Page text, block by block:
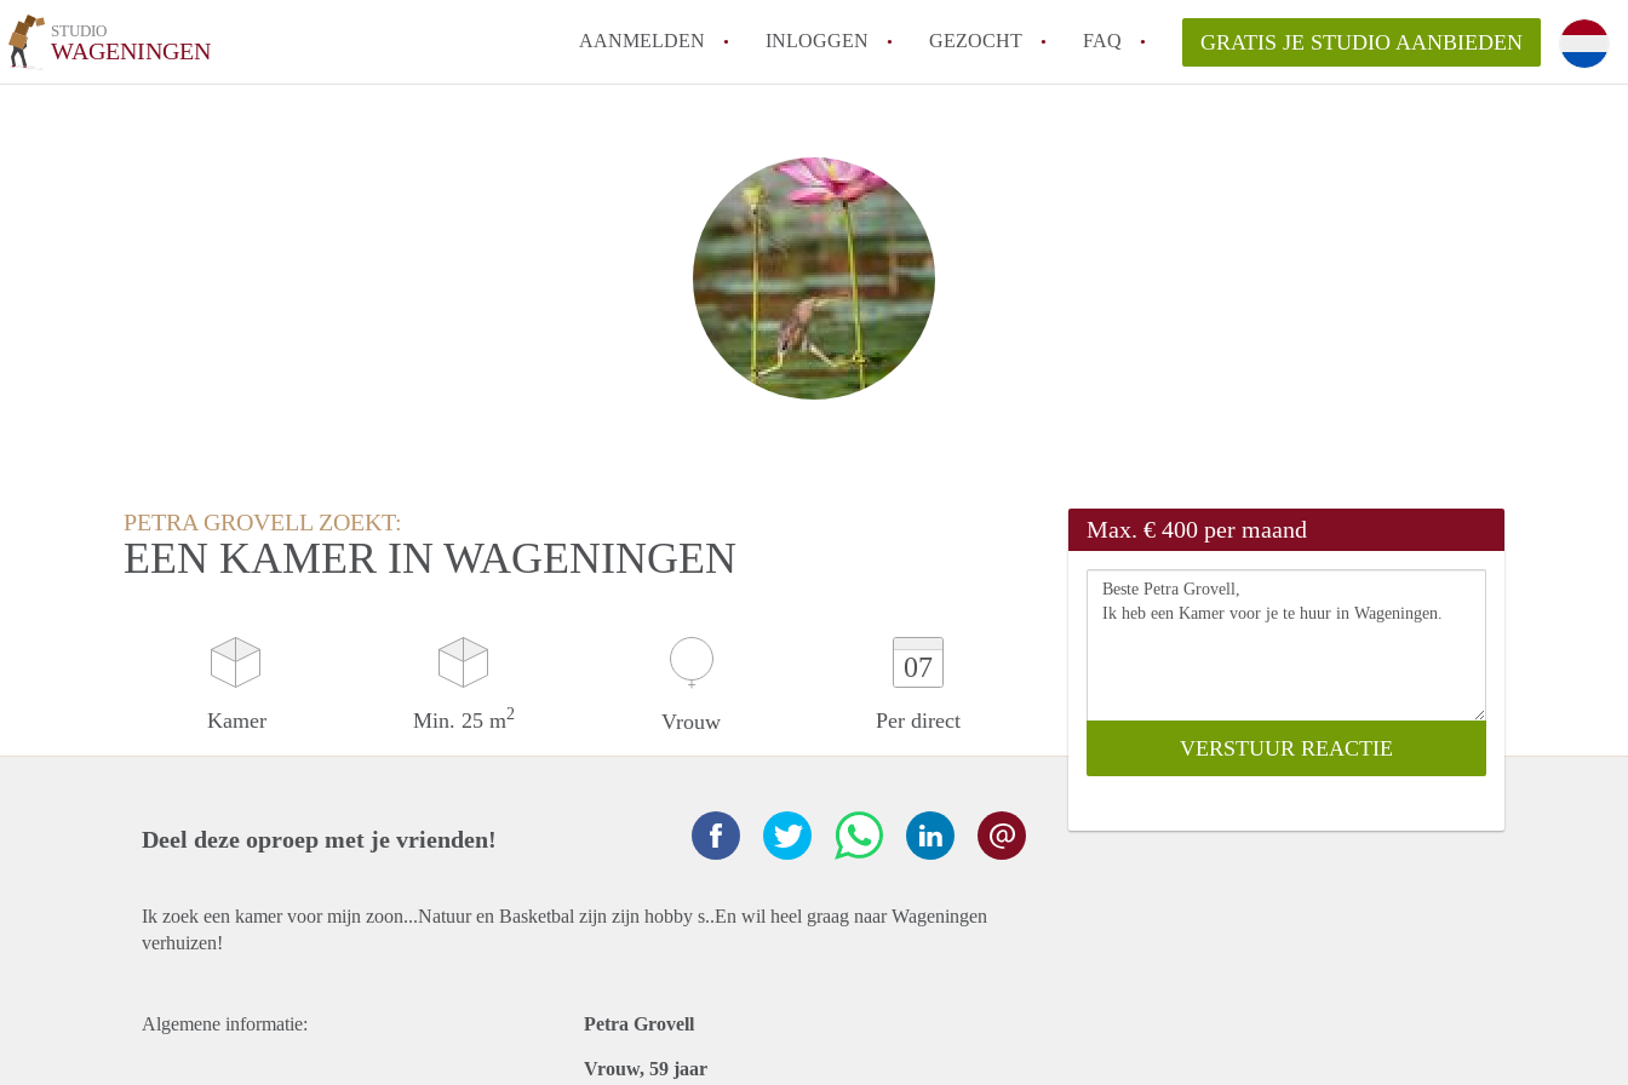
STUDIO
WAGENINGEN AANMELDEN INLOGGEN GEZOCHT FAQ
Hoeveel kost het om te reageren op een Studio in Wageningen?
Wat is de privacyverklaring van StudioWageningen?
Berekent StudioWageningen makelaarsvergoeding/bemiddelingsvergoeding?
Alle veelgestelde vragen
GRATIS JE STUDIO AANBIEDEN
PETRA GROVELL ZOEKT:
EEN KAMER IN WAGENINGEN
Kamer Min. 25 m2 Vrouw
07
Per direct
Max. € 400 per maand
Deel deze oproep met je vrienden!
Ik zoek een kamer voor mijn zoon...Natuur en Basketbal zijn zijn hobby s..En wil heel graag naar Wageningen
verhuizen!
Algemene informatie: Petra Grovell
Vrouw, 59 jaar